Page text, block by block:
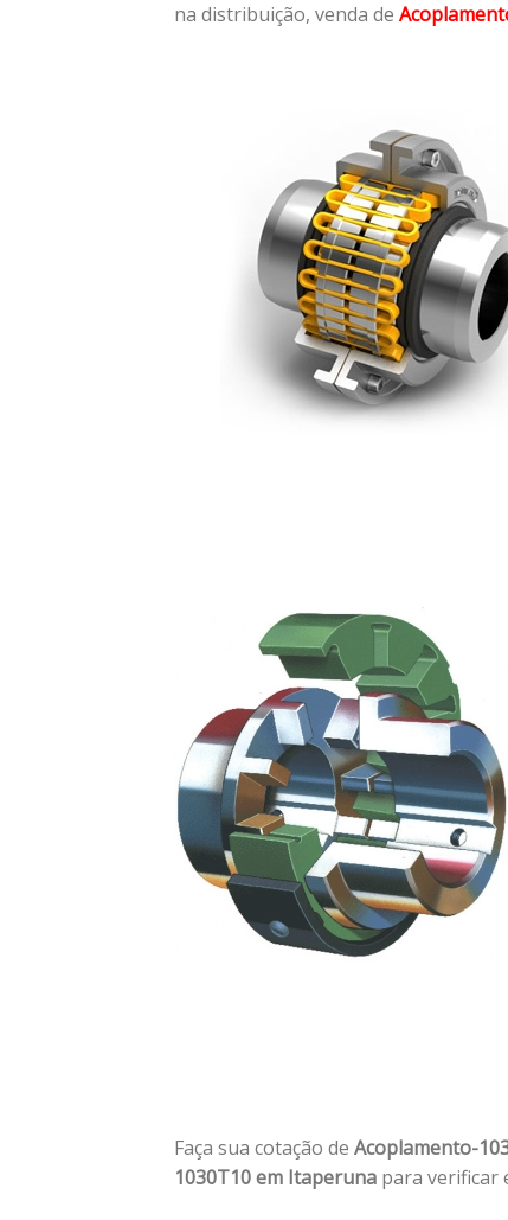
na distribuição, venda de
Faça sua cotação de Acoplamento-
1030T10 em Itaperuna para verificar